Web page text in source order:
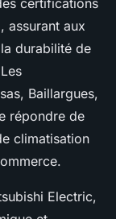
assurant aux
durabilité de
Baillargues,
répondre de
climatisation
Electric,